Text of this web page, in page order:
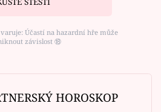
Účastí na hazardní hře může
závislost ⑱
HOROSKOP